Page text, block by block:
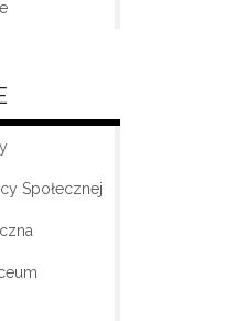
Społecznej
seniora w